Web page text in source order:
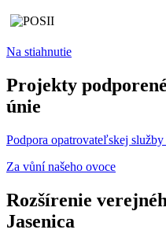
Na stiahnutie
Projekty
únie
Podpora opatrovateľskej služby
Za vůní našeho ovoce
Rozšírenie
Jasenica